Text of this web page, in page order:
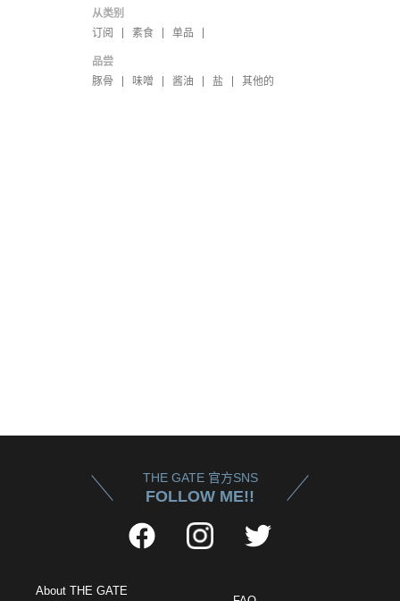
从类别
订阅
素食 单品
品尝
豚骨
味噌 酱油 盐 其他的
THE GATE 官方SNS
FOLLOW ME!!
About THE GATE